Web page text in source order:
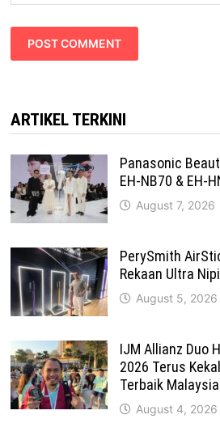
ARTIKEL TERKINI
Panasonic
EH-NB70 & EH-
August 7, 2026
PerySmith
Rekaan Ultra
August 5, 2026
IJM Allianz Duo
2026 Terus
Terbaik Malaysia
August 4, 2026